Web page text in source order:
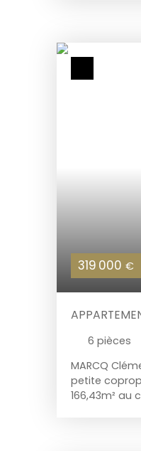
NOUVEAUTÉ À
319 000 €
6 pièces
MARCQ
petite
166,43m²